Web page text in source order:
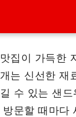
집이 가득한
는 신선한 재
수 있는 샌
방문할 때마다